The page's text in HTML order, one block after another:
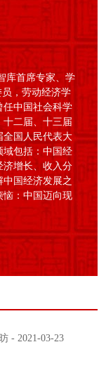
库首席专家、学
，劳动经济学
任中国社会科学
十二届、十三届
全国人民代表大
域包括：中国经
济增长、收入分
国经济发展之
恼：中国迈向现
- 2021-03-23